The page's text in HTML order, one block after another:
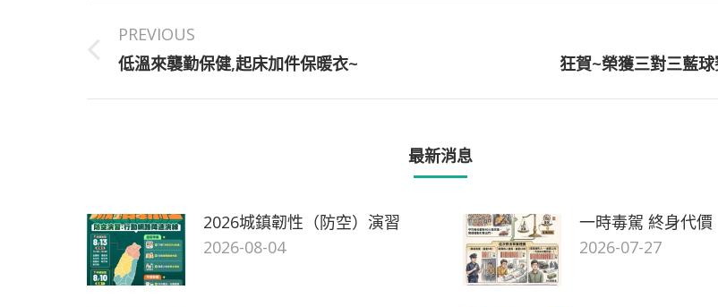
navigation
PREVIOUS
Previous
低溫來襲勤保健,起床加件保暖衣~ 狂賀~榮獲三對三藍
最新消息
2026城鎮韌性（防空）演習
2026-08-04
一時毒駕 終身代價
2026-07-27